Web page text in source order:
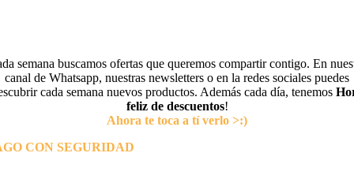
semana buscamos ofertas que queremos compartir contigo. En
canal de Whatsapp, nuestras newsletters o en la redes sociales puedes
cada semana nuevos productos. Además cada día, tenemos
feliz de descuentos!
Ahora te toca a tí verlo >:)
CON SEGURIDAD